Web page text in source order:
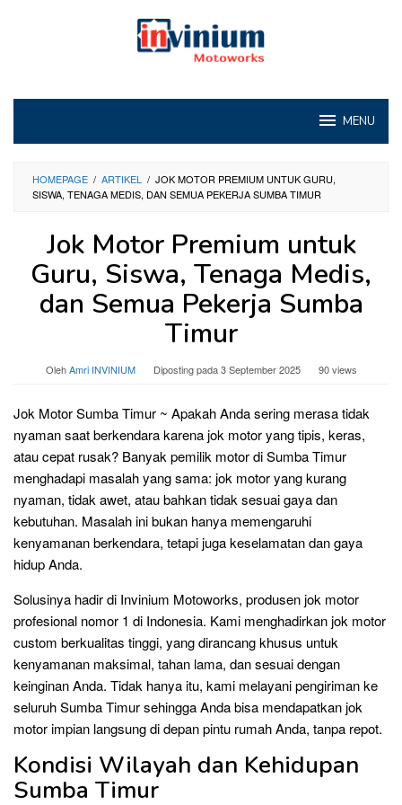
MENU
HOMEPAGE / ARTIKEL / JOK MOTOR PREMIUM UNTUK GURU,
SISWA, TENAGA MEDIS, DAN SEMUA PEKERJA SUMBA TIMUR
Jok Motor Premium untuk
Guru, Siswa, Tenaga Medis,
dan Semua Pekerja Sumba
Timur
OlehAmri INVINIUM Diposting pada3 September 2025 90 views
Jok Motor Sumba Timur ~ Apakah Anda sering merasa tidak
nyaman saat berkendara karena jok motor yang tipis, keras,
atau cepat rusak? Banyak pemilik motor di Sumba Timur
menghadapi masalah yang sama: jok motor yang kurang
nyaman, tidak awet, atau bahkan tidak sesuai gaya dan
kebutuhan. Masalah ini bukan hanya memengaruhi
kenyamanan berkendara, tetapi juga keselamatan dan gaya
hidup Anda.
Solusinya hadir di Invinium Motoworks, produsen jok motor
profesional nomor 1 di Indonesia. Kami menghadirkan jok motor
custom berkualitas tinggi, yang dirancang khusus untuk
kenyamanan maksimal, tahan lama, dan sesuai dengan
keinginan Anda. Tidak hanya itu, kami melayani pengiriman ke
seluruh Sumba Timur sehingga Anda bisa mendapatkan jok
motor impian langsung di depan pintu rumah Anda, tanpa repot.
Kondisi Wilayah dan Kehidupan
Sumba Timur